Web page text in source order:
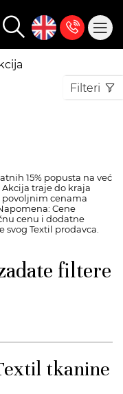
Filteri
15% popusta na već
traje do kraja
cenama
Cene
cenu i dodatne
Textil prodavca.
filtere
tkanine